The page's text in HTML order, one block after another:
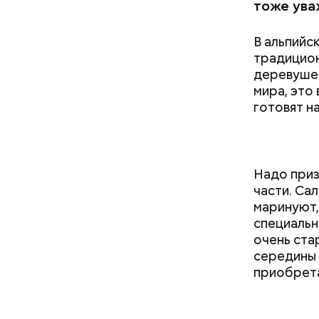
тоже
В
мира, это
готовят
Надо
части.
очень
середины
середине